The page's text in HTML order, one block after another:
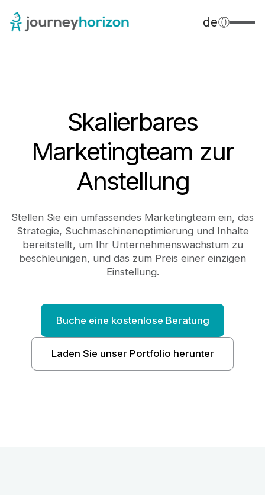
de
Skalierbares
Marketingteam zur
Anstellung
Stellen Sie ein umfassendes Marketingteam ein, das
Strategie, Suchmaschinenoptimierung und Inhalte
bereitstellt, um Ihr Unternehmenswachstum zu
beschleunigen, und das zum Preis einer einzigen
Einstellung.
Buche eine kostenlose Beratung
Laden Sie unser Portfolio herunter